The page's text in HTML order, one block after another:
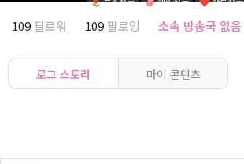
109 팔로워 109 팔로잉 소속 방송국 없음
로그 스토리 마이 콘텐츠